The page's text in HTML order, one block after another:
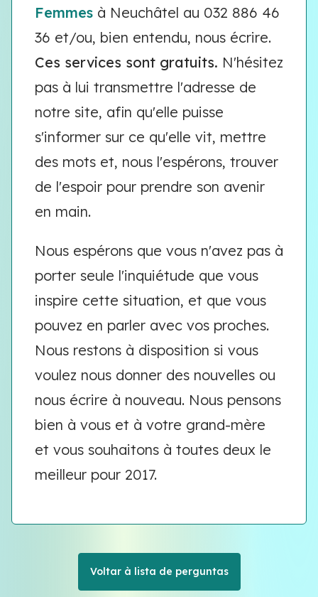
Femmes à Neuchâtel au 032 886 46
36 et/ou, bien entendu, nous écrire.
Ces services sont gratuits. N'hésitez
pas à lui transmettre l'adresse de
notre site, afin qu'elle puisse
s'informer sur ce qu'elle vit, mettre
des mots et, nous l'espérons, trouver
de l'espoir pour prendre son avenir
en main.
Nous espérons que vous n'avez pas à
porter seule l'inquiétude que vous
inspire cette situation, et que vous
pouvez en parler avec vos proches.
Nous restons à disposition si vous
voulez nous donner des nouvelles ou
nous écrire à nouveau. Nous pensons
bien à vous et à votre grand-mère
et vous souhaitons à toutes deux le
meilleur pour 2017.
Voltar à lista de perguntas